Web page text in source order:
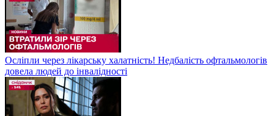
Осліпли через лікарську халатність! Недбалість офтальмологів
довела людей до інвалідності